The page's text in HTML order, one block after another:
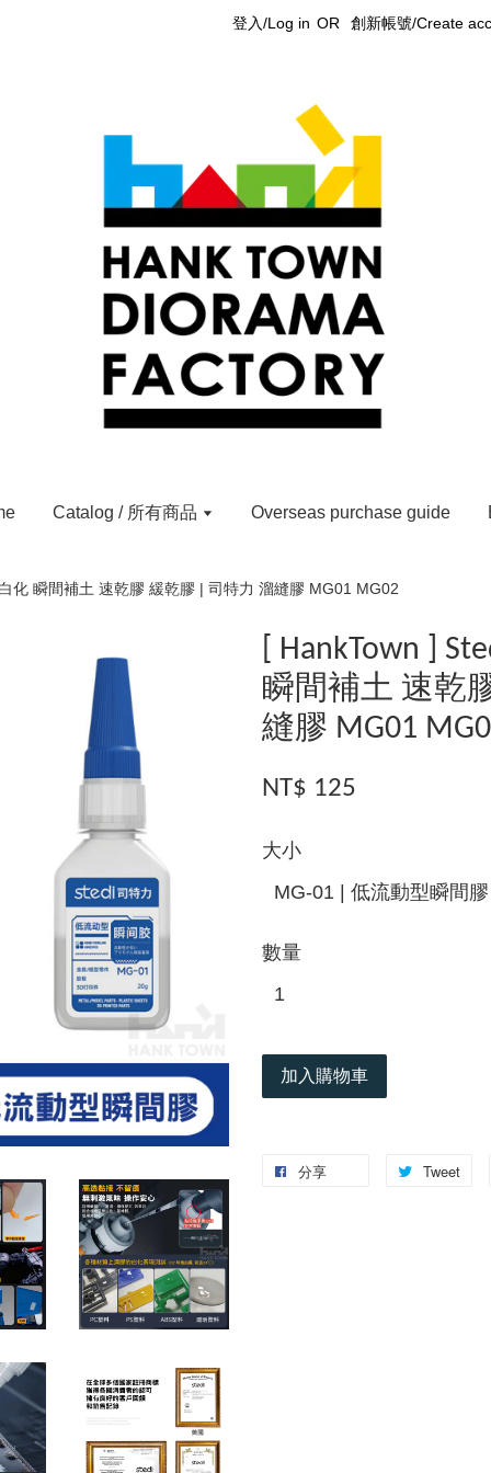
登入/Log in OR 創新帳號/Create
Catalog / 所有商品 Overseas purchase guide
化 瞬間補土 速乾膠 緩乾膠 | 司特力 溜縫膠 MG01 MG02
[ HankTown ]
瞬間補土 速乾
縫膠 MG01
NT$ 125
大小
數量
加入購物車
分享 Tweet